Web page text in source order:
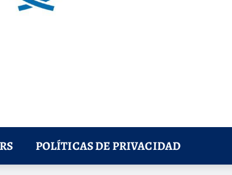
POLÍTICAS DE PRIVACIDAD